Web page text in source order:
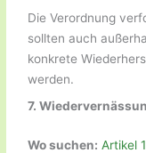
Die Verordnung
sollten auch
konkrete
werden.
7.
Wo suchen: Artikel